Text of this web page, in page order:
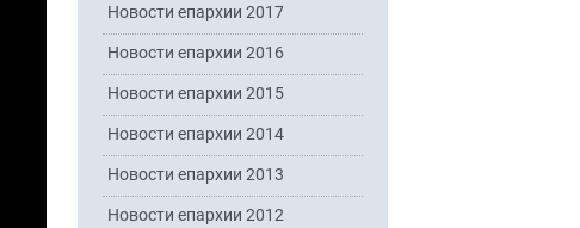
Новости епархии 2017
Новости епархии 2016
Новости епархии 2015
Новости епархии 2014
Новости епархии 2013
Новости епархии 2012